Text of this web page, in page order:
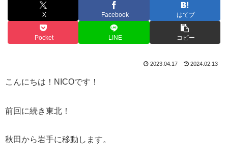
X Facebook はてブ
Pocket LINE コピー
2023.04.17 2024.02.13
こんにちは！NICOです！
前回に続き東北！
秋田から岩手に移動します。